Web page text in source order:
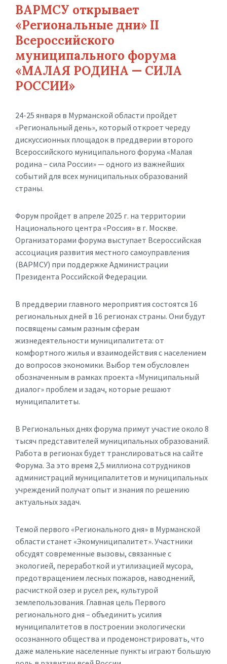
ВАРМСУ открывает
«Региональные дни» II
Всероссийского
муниципального форума
«МАЛАЯ РОДИНА — СИЛА
РОССИИ»
24-25 января в Мурманской области пройдет
«Региональный день», который откроет череду
дискуссионных площадок в преддверии второго
Всероссийского муниципального форума «Малая
родина – сила России» — одного из важнейших
событий для всех муниципальных образований
страны.
Форум пройдет в апреле 2025 г. на территории
Национального центра «Россия» в г. Москве.
Организаторами форума выступает Всероссийская
ассоциация развития местного самоуправления
(ВАРМСУ) при поддержке Администрации
Президента Российской Федерации.
В преддверии главного мероприятия состоятся 16
региональных дней в 16 регионах страны. Они будут
посвящены самым разным сферам
жизнедеятельности муниципалитета: от
комфортного жилья и взаимодействия с населением
до вопросов экономики. Выбор тем обусловлен
обозначенным в рамках проекта «Муниципальный
диалог» проблем и задач, которые решают
муниципалитеты.
В Региональных днях форума примут участие около 8
тысяч представителей муниципальных образований.
Работа в регионах будет транслироваться на сайте
Форума. За это время 2,5 миллиона сотрудников
администраций муниципалитетов и муниципальных
учреждений получат опыт и знания по решению
актуальных задач.
Темой первого «Регионального дня» в Мурманской
области станет «Экомуниципалитет». Участники
обсудят современные вызовы, связанные с
экологией, переработкой и утилизацией мусора,
предотвращением лесных пожаров, наводнений,
расчисткой озер и русел рек, культурой
землепользования. Главная цель Первого
регионального дня – объединить усилия
муниципалитетов в построении экологически
осознанного общества и продемонстрировать, что
даже маленькие населенные пункты играют большую